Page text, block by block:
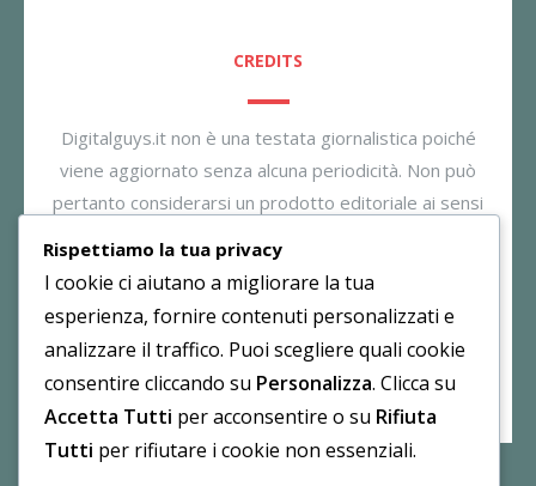
CREDITS
Digitalguys.it non è una testata giornalistica poiché
viene aggiornato senza alcuna periodicità. Non può
pertanto considerarsi un prodotto editoriale ai sensi
essere responsabile per i commenti inseriti nei post.
Eventuali commenti dei lettori, lesivi all’immagine o
all’onorabilità di persone terze non sono da attribuirsi
al gestore.
Rispettiamo la tua privacy
I cookie ci aiutano a migliorare la tua
esperienza, fornire contenuti personalizzati e
analizzare il traffico. Puoi scegliere quali cookie
consentire cliccando su Personalizza. Clicca su
Accetta Tutti per acconsentire o su Rifiuta
Tutti per rifiutare i cookie non essenziali.